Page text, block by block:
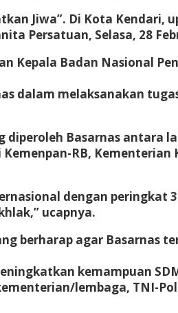
Jiwa”. Di Kota Kendari,
Persatuan, Selasa, 28
Kepala Badan Nasional
dalam melaksanakan
Basarnas antara
RB, Kementerian
dengan peringkat
ucapnya.
berharap agar Basarnas
kemampuan
lembaga, TNI-